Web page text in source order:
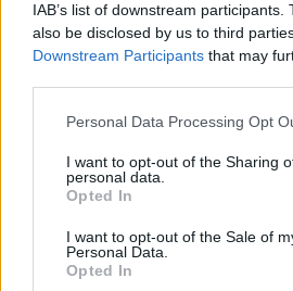
IAB’s list of downstream
also be disclosed by us to third
Downstream Participants that may
Personal Data Processing Opt
I want to opt-out of the Sharing
personal data.
Opted In
I want to opt-out of the Sale of
Personal Data.
Opted In
μάθετε πρώτοιτα πιο hot νέα